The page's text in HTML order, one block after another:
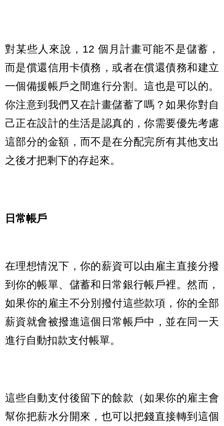
對某些人來說，12 個月計畫可能不是儲蓄，
而是償還信用卡債務，或者在償還債務和建立
一個備援帳戶之間進行分割。這也是可以的。
你注意到我們又在計畫儲蓄了嗎？如果你對自
己正在設計的生活是認真的，你需要優先考慮
這部分的金額，而不是在分配完所有其他支出
之後才把剩下的存起來。
日常帳戶
在理想情況下，你的薪資可以由雇主直接分撥
到你的帳單、儲蓄和日常銀行帳戶裡。然而，
如果你的雇主不分別撥付這些款項，你的全部
薪資就會被撥進這個日常帳戶中，並在同一天
進行自動扣款支付帳單。
這些自動支付後留下的餘款（如果你的雇主會
幫你把薪水分開來，也可以把錢直接轉到這個